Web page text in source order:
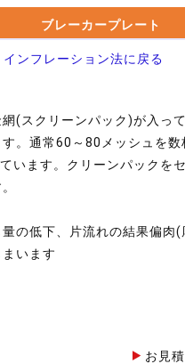
ブレーカープレート
インフレーション法に戻る
(スクリーンパック)が入っ
。通常60～80メッシュを
います。クリーンパックを
の低下、片流れの結果偏肉
います
お見